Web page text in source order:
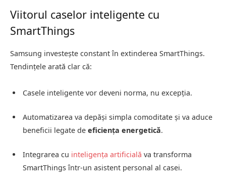
Viitorul caselor inteligente cu
SmartThings
Samsung investește constant în extinderea SmartThings.
Tendințele arată clar că:
Casele inteligente vor deveni norma, nu excepția.
Automatizarea va depăși simpla comoditate și va aduce
beneficii legate de eficiența energetică.
Integrarea cu inteligența artificială va transforma
SmartThings într-un asistent personal al casei.